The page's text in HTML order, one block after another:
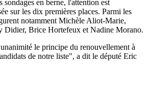
sondages en berne, l'attention est
sur les dix premières places. Parmi les
notamment Michèle Aliot-Marie,
Didier, Brice Hortefeux et Nadine Morano.
le principe du renouvellement à
de notre liste", a dit le député Eric